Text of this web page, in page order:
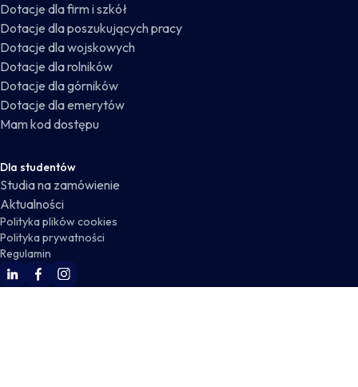
Dotacje dla firm i szkół
Dotacje dla poszukujących pracy
Dotacje dla wojskowych
Dotacje dla rolników
Dotacje dla górników
Dotacje dla emerytów
Mam kod dostępu
Dla studentów
Studia na zamówienie
Aktualności
Polityka plików cookies
Polityka prywatności
Regulamin
WSKZ Linkedin
WSKZ Facebook
WSKZ Instagram